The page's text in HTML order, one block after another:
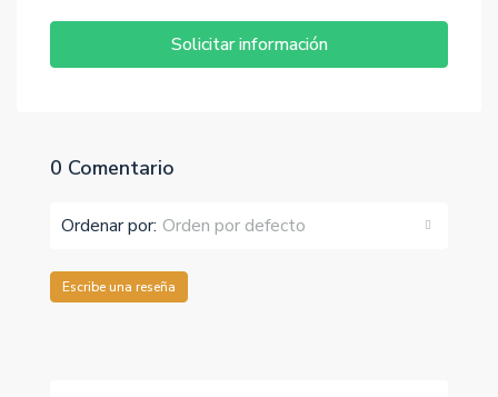
Solicitar información
0 Comentario
Ordenar por: Orden por defecto
Escribe una reseña